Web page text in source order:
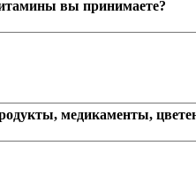
вы принимаете?
медикаменты,